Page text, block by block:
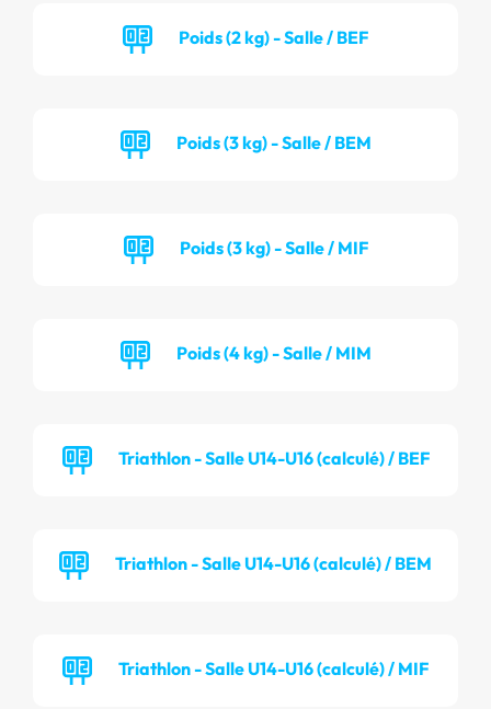
Poids (2 kg) - Salle / BEF
Poids (3 kg) - Salle / BEM
Poids (3 kg) - Salle / MIF
Poids (4 kg) - Salle / MIM
Triathlon - Salle U14-U16 (calculé) / BEF
Triathlon - Salle U14-U16 (calculé) / BEM
Triathlon - Salle U14-U16 (calculé) / MIF